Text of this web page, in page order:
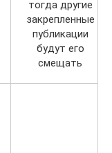
тогда другие
закрепленные
публикации
будут его
смещать